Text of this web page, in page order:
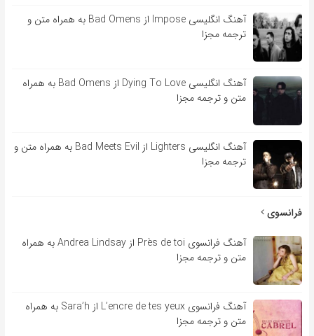
آهنگ انگلیسی Impose از Bad Omens به همراه متن و
ترجمه مجزا
آهنگ انگلیسی Dying To Love از Bad Omens به همراه
متن و ترجمه مجزا
آهنگ انگلیسی Lighters از Bad Meets Evil به همراه متن و
ترجمه مجزا
فرانسوی
آهنگ فرانسوی Près de toi از Andrea Lindsay به همراه
متن و ترجمه مجزا
آهنگ فرانسوی L’encre de tes yeux از Sara’h به همراه
متن و ترجمه مجزا